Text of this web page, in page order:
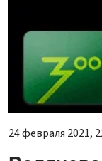
24 февраля 2021,